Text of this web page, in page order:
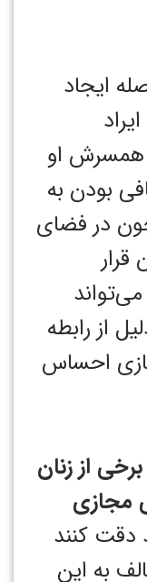
ایجاد
همسرش او
بودن به
در فضای
از رابطه
احساس
از زنان
مجازی
دقت کنند
به این